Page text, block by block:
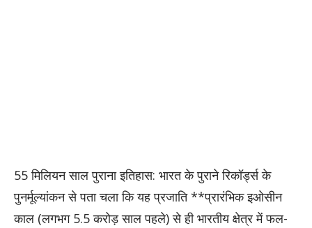
55 मिलियन साल पुराना इतिहास: भारत के पुराने रिकॉर्ड्स के
पुनर्मूल्यांकन से पता चला कि यह प्रजाति **प्रारंभिक इओसीन
काल (लगभग 5.5 करोड़ साल पहले) से ही भारतीय क्षेत्र में फल-